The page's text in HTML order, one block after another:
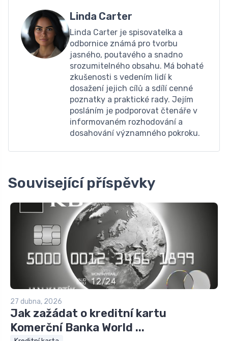
Linda Carter
Linda Carter je spisovatelka a
odbornice známá pro tvorbu
jasného, ​​poutavého a snadno
srozumitelného obsahu. Má bohaté
zkušenosti s vedením lidí k
dosažení jejich cílů a sdílí cenné
poznatky a praktické rady. Jejím
posláním je podporovat čtenáře v
informovaném rozhodování a
dosahování významného pokroku.
Související příspěvky
27 dubna, 2026
Jak zažádat o kreditní kartu
Komerční Banka World ...